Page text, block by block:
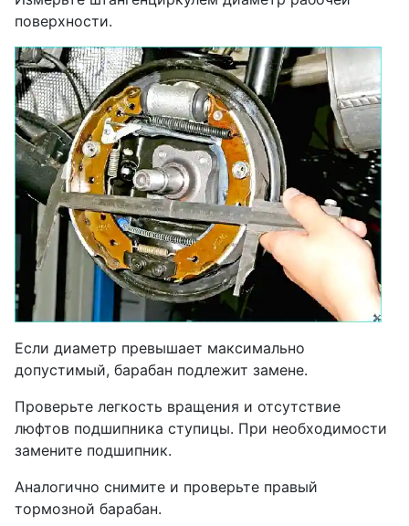
поверхности.
Если диаметр превышает максимально
допустимый, барабан подлежит замене.
Проверьте легкость вращения и отсутствие
люфтов подшипника ступицы. При необходимости
замените подшипник.
Аналогично снимите и проверьте правый
тормозной барабан.